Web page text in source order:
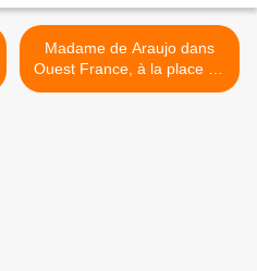
Madame de Araujo dans
Ouest France, à la place du
Président, >